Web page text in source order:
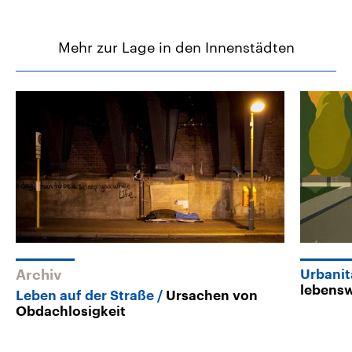
Mehr zur Lage in den Innenstädten
Archiv
Leben auf der Straße
Ursachen von
Obdachlosigkeit